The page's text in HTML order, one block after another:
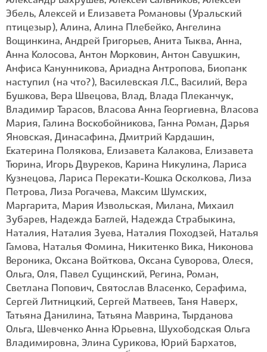
Эбель, Алексей и Елизавета Романовы (Уральский
птицезыр), Алина, Алина Плебейко, Ангелина
Вощинкина, Андрей Григорьев, Анита Тыква, Анна,
Анна Колосова, Антон Морковин, Антон Савушкин,
Анфиса Канунникова, Ариадна Антропова, Биопанк
наступил (на что?), Василевская Л.С., Василий, Вера
Бушкова, Вера Швецова, Влад, Влада Плеканчук,
Владимир Тарасов, Власова Анна Георгиевна, Власова
Мария, Галина Воскобойникова, Ганна Роман, Дарья
Яновская, Динасафина, Дмитрий Кардашин,
Екатерина Полякова, Елизавета Калакова, Елизавета
Тюрина, Игорь Двуреков, Карина Никулина, Лариса
Кузнецова, Лариса Перекати-Кошка Осколкова, Лиза
Петрова, Лиза Рогачева, Максим Шумских,
Маргарита, Мария Извольская, Милана, Михаил
Зубарев, Надежда Баглей, Надежда Страбыкина,
Наталия, Наталия Зуева, Наталия Походзей, Наталья
Гамова, Наталья Фомина, Никитенко Вика, Никонова
Вероника, Оксана Войткова, Оксана Суворова, Олеся,
Ольга, Оля, Павел Сущинский, Регина, Роман,
Светлана Попович, Святослав Власенко, Серафима,
Сергей Литницкий, Сергей Матвеев, Таня Наверх,
Татьяна Данилина, Татьяна Маврина, Тырданова
Ольга, Шевченко Анна Юрьевна, Шухободская Ольга
Владимировна, Элина Сурикова, Юрий Бархатов,